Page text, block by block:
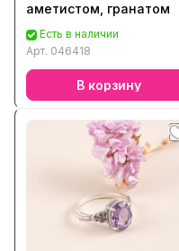
аметистом, гранатом
Есть в наличии
Арт. 046418
В корзину